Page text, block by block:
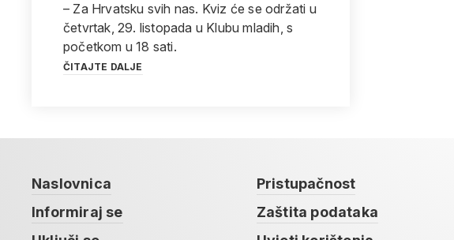
– Za Hrvatsku svih nas. Kviz će se održati u
četvrtak, 29. listopada u Klubu mladih, s
početkom u 18 sati.
ČITAJTE DALJE
Naslovnica
Informiraj se
Pristupačnost
Zaštita podataka